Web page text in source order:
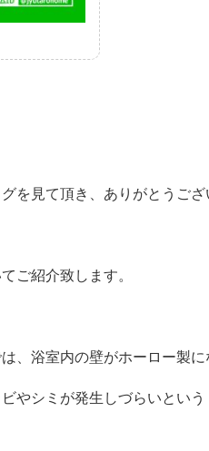
を見て頂き、ありがとうござ
ご紹介致します。
、浴室内の壁がホーロー製に
やシミが発生しづらいという